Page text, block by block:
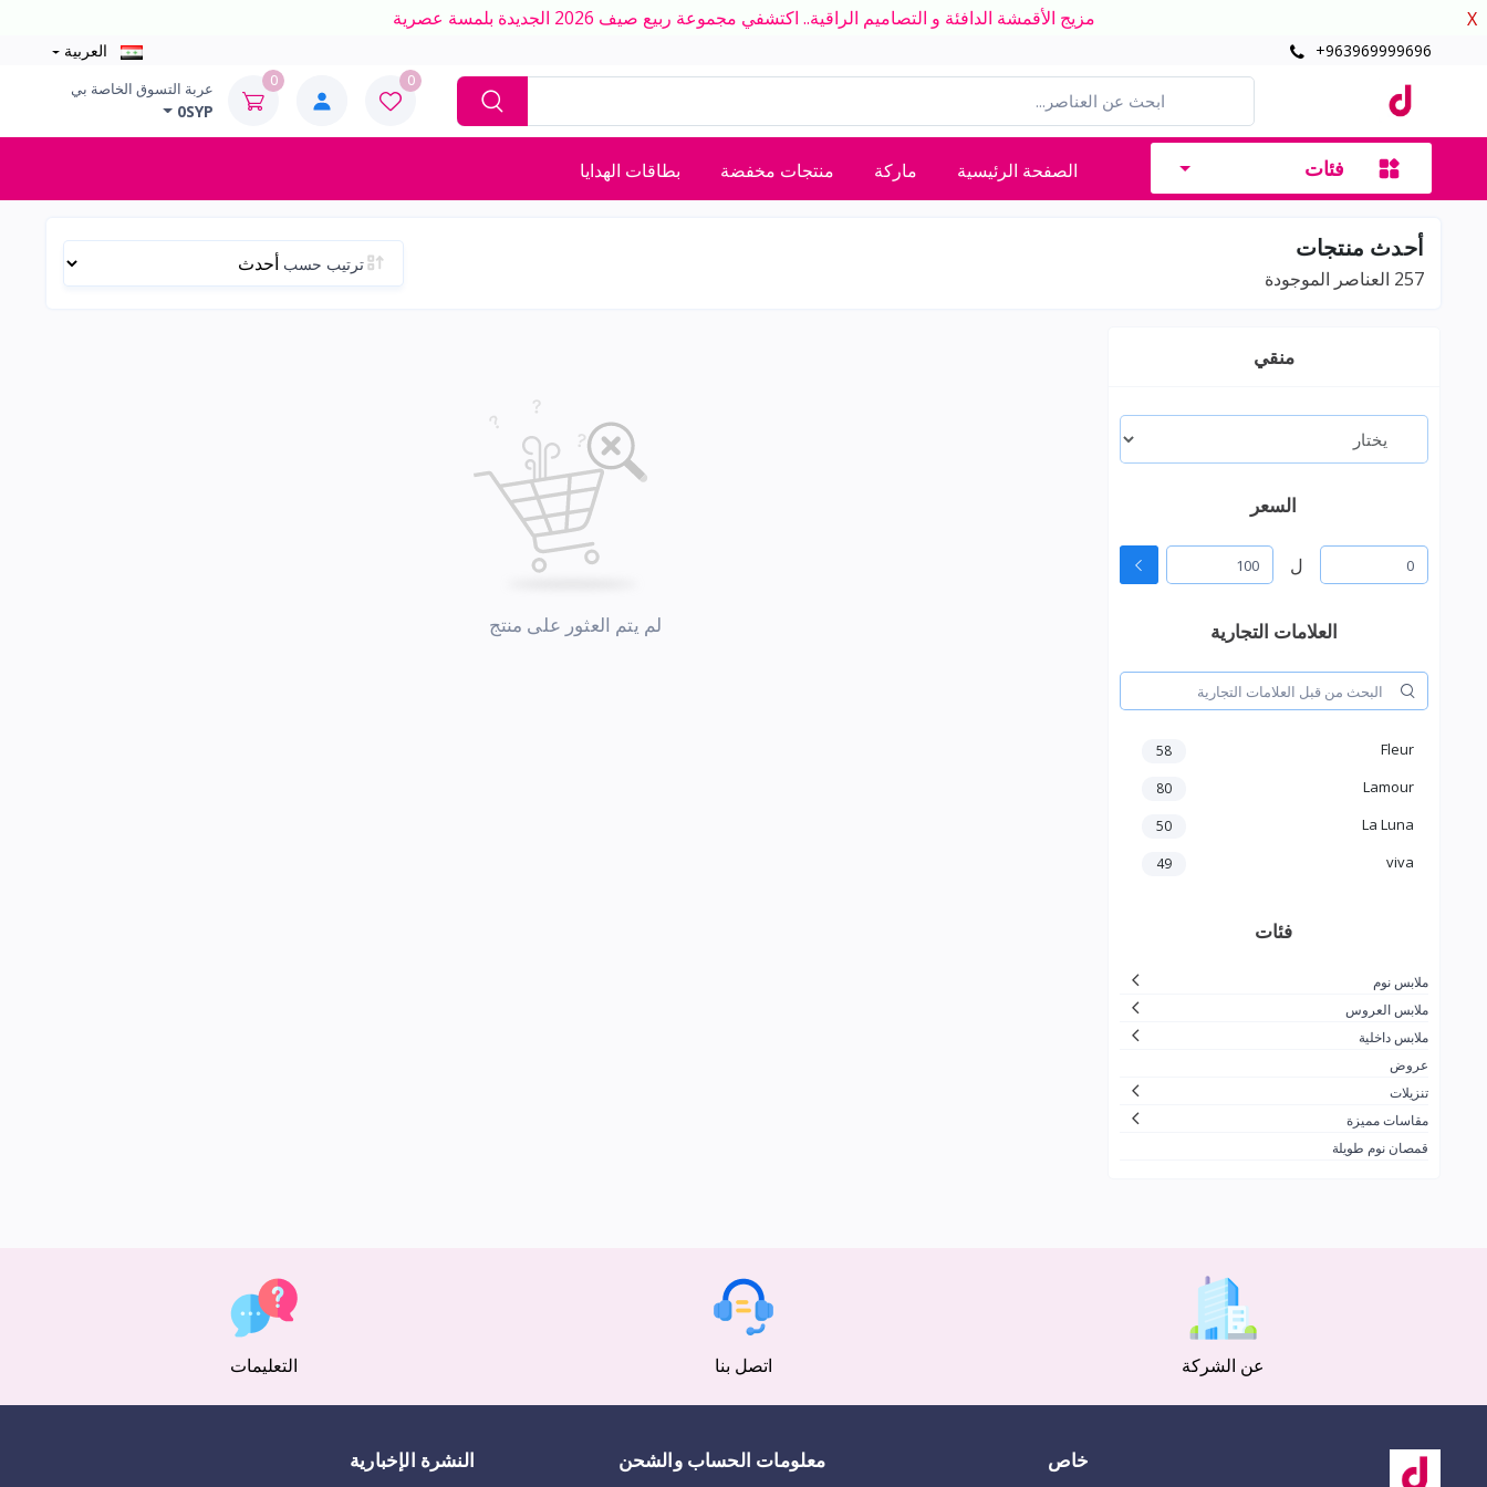
مزيج الأقمشة الدافئة و التصاميم الراقية.. اكتشفي مجموعة ربيع صيف 2026 الجديدة بلمسة عصرية X
+963969999696 العربية
0
0 عربة التسوق الخاصة بي
0SYP
فئات الصفحة الرئيسية ماركة منتجات مخفضة بطاقات الهدايا
أحدث منتجات
257 العناصر الموجودة
ترتيب حسب
منقي
السعر
ل
العلامات التجارية
Fleur
58
Lamour
80
La Luna
50
viva
49
فئات
ملابس نوم
ملابس العروس
ملابس داخلية
عروض
تنزيلات
مقاسات مميزة
قمصان نوم طويلة
لم يتم العثور على منتج
عن الشركة اتصل بنا التعليمات
خاص معلومات الحساب والشحن النشرة الإخبارية